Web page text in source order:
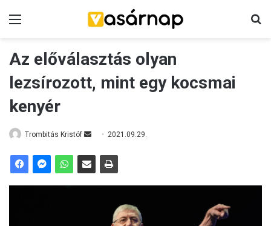
Az előválasztás olyan
lezsírozott, mint egy kocsmai
kenyér
Trombitás Kristóf 2021.09.29.